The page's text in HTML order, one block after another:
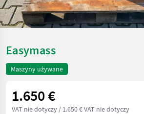
Easymass
Maszyny używane
1.650 €
VAT nie dotyczy / 1.650 € VAT nie dotyczy